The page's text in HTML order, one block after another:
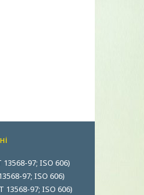
97; ISO 606)
97; ISO 606)
13568-97; ISO 606)